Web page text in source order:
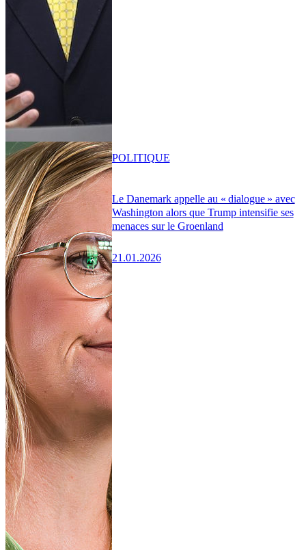
Le Danemark appelle au « dialogue » avec
Washington alors que Trump intensifie ses
menaces sur le Groenland
21.01.2026
POLITIQUE